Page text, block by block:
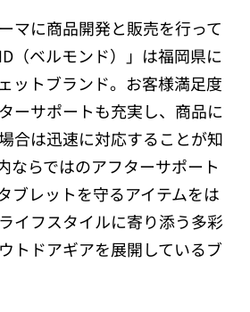
マに商品開発と販売を行って
（ベルモンド）」は福岡県に
ットブランド。お客様満足度
ーサポートも充実し、商品に
合は迅速に対応することが知
ならではのアフターサポート
ブレットを守るアイテムをは
イフスタイルに寄り添う多彩
トドアギアを展開しているブ